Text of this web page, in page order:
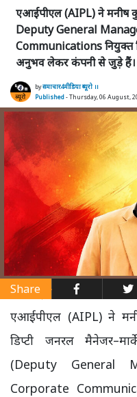
एआईपीएल (AIPL) ने मनीष
Deputy General
Communications नियुक्त
अनुभव लेकर कंपनी से जुड़े हैं।
byसमाचार4मीडिया ब्यूरो ।।
Published- Thursday, 06 August,
Share
एआईपीएल (AIPL) ने
डिप्टी जनरल
(Deputy General
Corporate